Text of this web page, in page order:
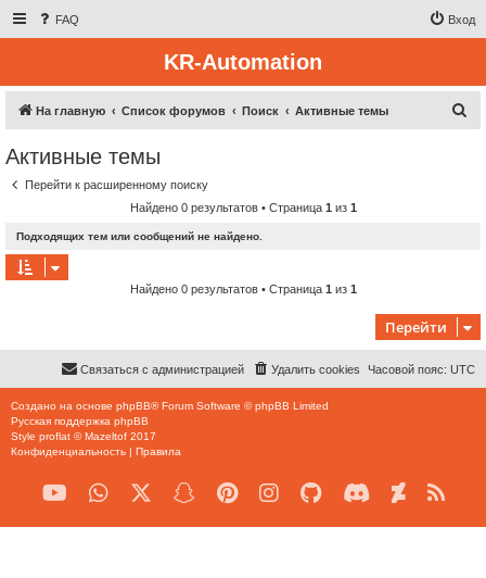
FAQ Вход
KR-Automation
На главную Список форумов Поиск Активные темы
Активные темы
Перейти к расширенному поиску
Найдено 0 результатов • Страница 1 из 1
Подходящих тем или сообщений не найдено.
Найдено 0 результатов • Страница 1 из 1
Перейти
Часовой пояс: UTC
Удалить cookies
Связаться с администрацией
Создано на основе phpBB® Forum Software © phpBB Limited
Русская поддержка phpBB
Style proflat ©Mazeltof 2017
Конфиденциальность | Правила